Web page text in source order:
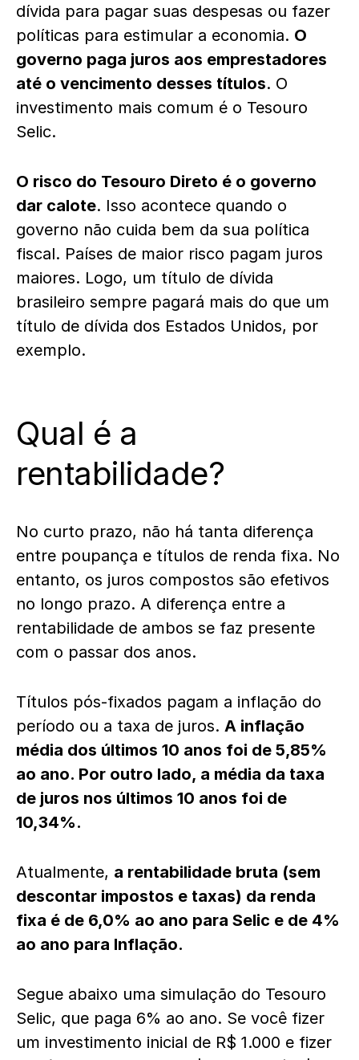
dívida para pagar suas despesas ou fazer
políticas para estimular a economia. O
governo paga juros aos emprestadores
até o vencimento desses títulos. O
investimento mais comum é o Tesouro
Selic.
O risco do Tesouro Direto é o governo
dar calote. Isso acontece quando o
governo não cuida bem da sua política
fiscal. Países de maior risco pagam juros
maiores. Logo, um título de dívida
brasileiro sempre pagará mais do que um
título de dívida dos Estados Unidos, por
exemplo.
Qual é a
rentabilidade?
No curto prazo, não há tanta diferença
entre poupança e títulos de renda fixa. No
entanto, os juros compostos são efetivos
no longo prazo. A diferença entre a
rentabilidade de ambos se faz presente
com o passar dos anos.
Títulos pós-fixados pagam a inflação do
período ou a taxa de juros. A inflação
média dos últimos 10 anos foi de 5,85%
ao ano. Por outro lado, a média da taxa
de juros nos últimos 10 anos foi de
10,34%.
Atualmente, a rentabilidade bruta (sem
descontar impostos e taxas) da renda
fixa é de 6,0% ao ano para Selic e de 4%
ao ano para Inflação.
Segue abaixo uma simulação do Tesouro
Selic, que paga 6% ao ano. Se você fizer
um investimento inicial de R$ 1.000 e fizer